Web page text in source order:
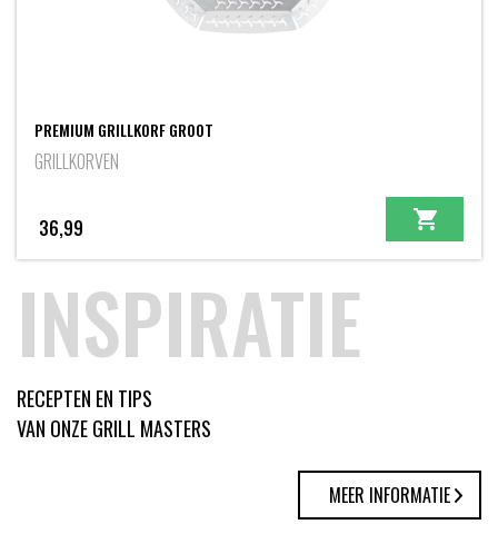
PREMIUM GRILLKORF GROOT
GRILLKORVEN
36,99
INSPIRATIE
RECEPTEN EN TIPS
VAN ONZE GRILL MASTERS
MEER INFORMATIE